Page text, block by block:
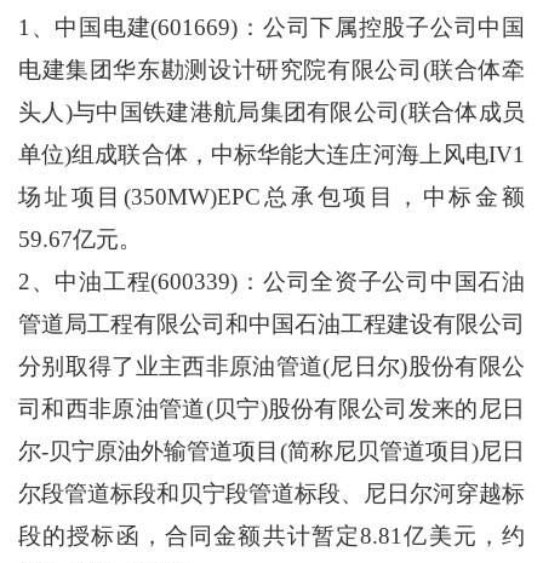
1、中国电建(601669)：公司下属控股子公司中国
电建集团华东勘测设计研究院有限公司(联合体牵
头人)与中国铁建港航局集团有限公司(联合体成员
单位)组成联合体，中标华能大连庄河海上风电IV1
场址项目(350MW)EPC总承包项目，中标金额
59.67亿元。
2、中油工程(600339)：公司全资子公司中国石油
管道局工程有限公司和中国石油工程建设有限公司
分别取得了业主西非原油管道(尼日尔)股份有限公
司和西非原油管道(贝宁)股份有限公司发来的尼日
尔-贝宁原油外输管道项目(简称尼贝管道项目)尼日
尔段管道标段和贝宁段管道标段、尼日尔河穿越标
段的授标函，合同金额共计暂定8.81亿美元，约